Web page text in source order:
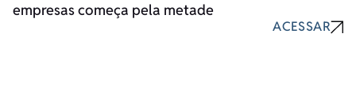
empresas começa pela metade
ACESSAR